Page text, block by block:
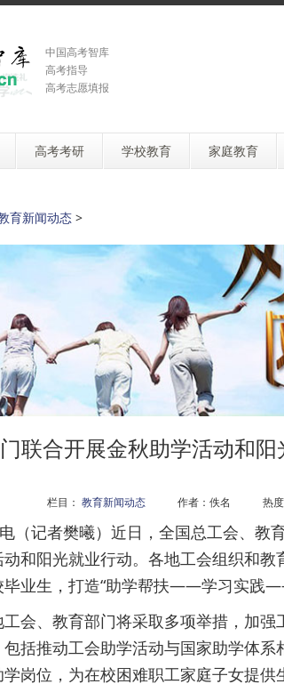
中国高考智库
高考指导
高考志愿填报
高考考研 学校教育 家庭教育
育新闻动态 >
联合开展金秋助学活动和阳
栏目： 教育新闻动态作者：佚名 热度
记者樊曦）近日，全国总工会、教
和阳光就业行动。各地工会组织和教
业生，打造“助学帮扶——学习实践
、教育部门将采取多项举措，加强
括推动工会助学活动与国家助学体系
岗位，为在校困难职工家庭子女提